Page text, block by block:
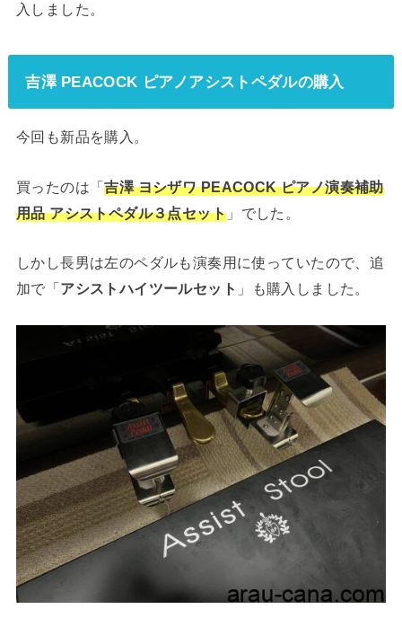
入しました。
吉澤 PEACOCK ピアノアシストペダルの購入
今回も新品を購入。
買ったのは「吉澤 ヨシザワ PEACOCK ピアノ演奏補助
用品 アシストペダル３点セット 」でした。
しかし長男は左のペダルも演奏用に使っていたので、追
加で「アシストハイツールセット 」も購入しました。